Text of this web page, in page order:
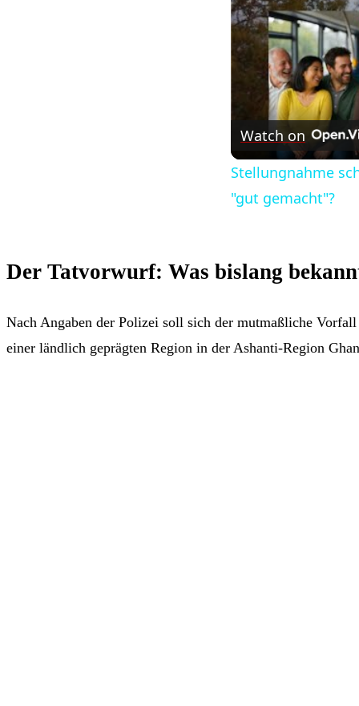
Watch on
Stellungnahme
"gut gemacht"?
Der Tatvorwurf: Was bislang
Nach Angaben der Polizei soll sich der mutmaßliche
einer ländlich geprägten Region in der Ashanti-Region